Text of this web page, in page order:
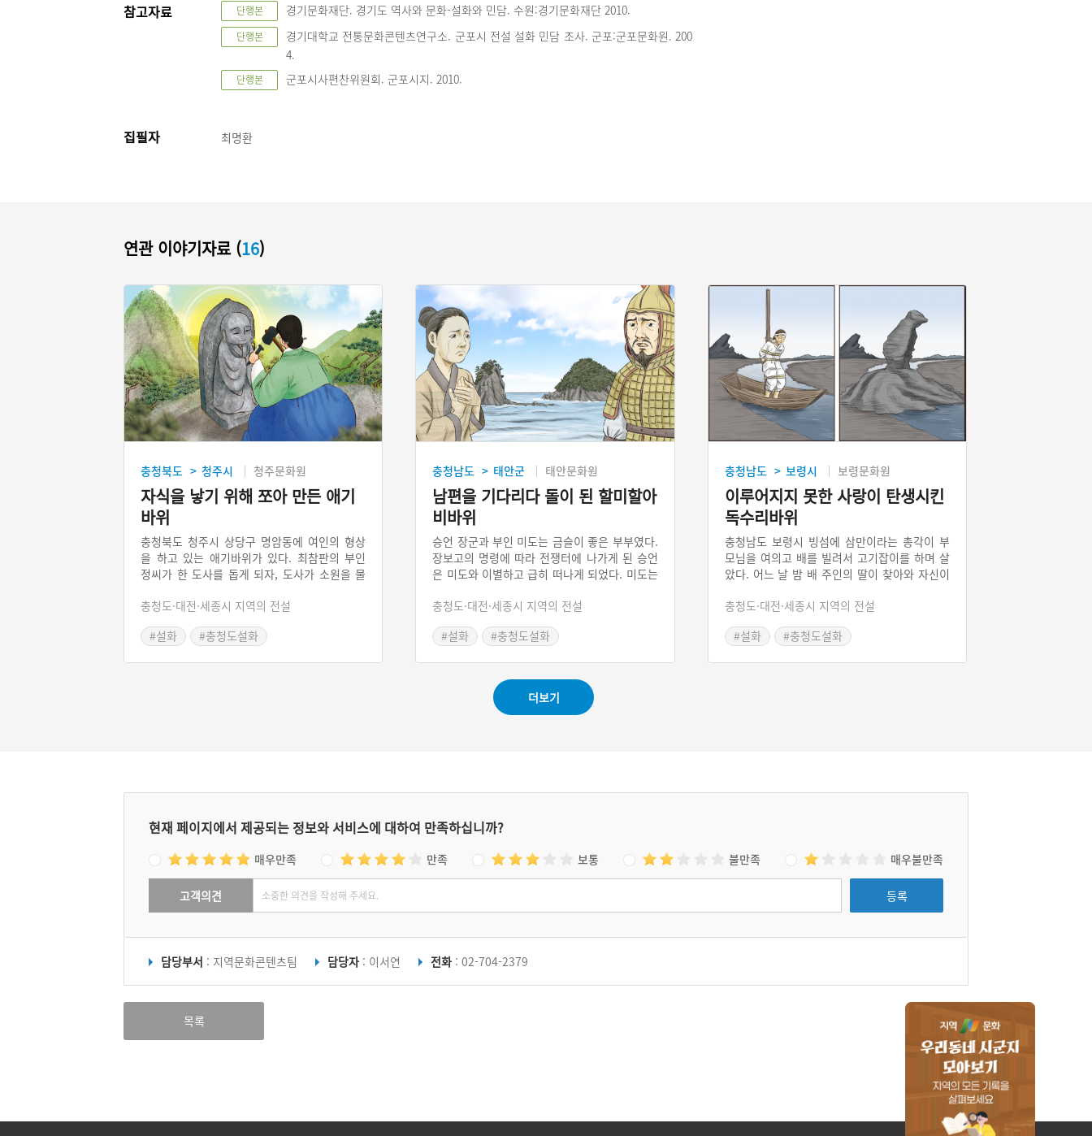
참고자료 단행본 경기문화재단. 경기도 역사와 문화-설화와 민담. 수원:경기문화재단 2010.
단행본
경기대학교 전통문화콘텐츠연구소. 군포시 전설 설화 민담 조사. 군포:군포문화원. 200
4.
단행본 군포시사편찬위원회. 군포시지. 2010.
집필자 최명환
연관 이야기자료 (16)
충청북도 > 청주시 청주문화원
자식을 낳기 위해 쪼아 만든 애기
바위
충청북도 청주시 상당구 명암동에 여인의 형상
을 하고 있는 애기바위가 있다. 최참판의 부인
정씨가 한 도사를 돕게 되자, 도사가 소원을 물
자, 그 도사가 바위를 쪼아 여인의 형상을 만들
고초 끝에 조각을 완성하고, 99일째 되던 날 꿈
충청도·대전·세종시 지역의 전설
#설화
#충청도설화
충청남도 > 태안군 태안문화원
남편을 기다리다 돌이 된 할미할아
비바위
승언 장군과 부인 미도는 금슬이 좋은 부부였다.
장보고의 명령에 따라 전쟁터에 나가게 된 승언
은 미도와 이별하고 급히 떠나게 되었다. 미도는
을 기도하며 기다렸다. 몇 년이 지나도 승언은
위에서 죽고 말았는데 그 바위가 남편을 기다리
할아비바위라 불렀다고 한다.
충청도·대전·세종시 지역의 전설
#설화
#충청도설화
충청남도 > 보령시 보령문화원
이루어지지 못한 사랑이 탄생시킨
독수리바위
충청남도 보령시 빙섬에 삼만이라는 총각이 부
모님을 여의고 배를 빌려서 고기잡이를 하며 살
았다. 어느 날 밤 배 주인의 딸이 찾아와 자신이
밤을 보낸다. 그 후로 여인과 삼만이는 자주 만
삼만이를 배에 실어 바다에 버렸다. 열흘 뒤 삼
충청도·대전·세종시 지역의 전설
#설화
#충청도설화
더보기
현재 페이지에서 제공되는 정보와 서비스에 대하여 만족하십니까?
매우만족 만족 보통 불만족 매우불만족
고객의견 등록
담당부서 : 지역문화콘텐츠팀 담당자 : 이서연 전화 : 02-704-2379
목록